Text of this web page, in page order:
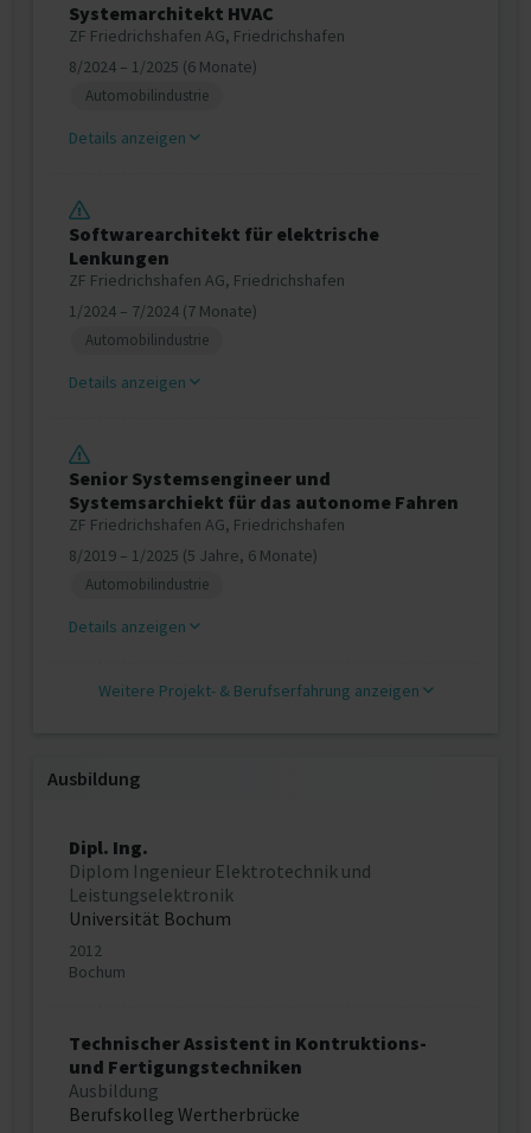
Systemarchitekt HVAC
ZF Friedrichshafen AG, Friedrichshafen
8/2024 – 1/2025 (6 Monate)
Automobilindustrie
Details anzeigen
Softwarearchitekt für elektrische
Lenkungen
ZF Friedrichshafen AG, Friedrichshafen
1/2024 – 7/2024 (7 Monate)
Automobilindustrie
Details anzeigen
Senior Systemsengineer und
Systemsarchiekt für das autonome Fahren
ZF Friedrichshafen AG, Friedrichshafen
8/2019 – 1/2025 (5 Jahre, 6 Monate)
Automobilindustrie
Details anzeigen
Weitere Projekt‐ & Berufserfahrung anzeigen
Ausbildung
Dipl. Ing.
Diplom Ingenieur Elektrotechnik und
Leistungselektronik
Universität Bochum
2012
Bochum
Technischer Assistent in Kontruktions-
und Fertigungstechniken
Ausbildung
Berufskolleg Wertherbrücke